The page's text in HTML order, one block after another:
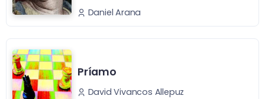
Daniel Arana
Príamo
David Vivancos Allepuz